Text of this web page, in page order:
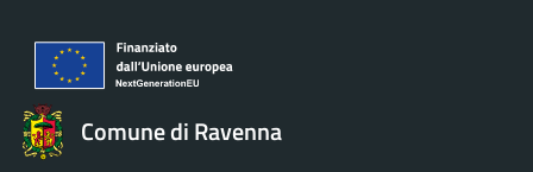
Comune di Ravenna